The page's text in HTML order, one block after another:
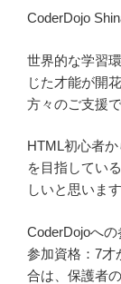
CoderDojo
世界的な学習
じた才能が開
方々のご支援
HTML初心者
を目指してい
しいと思います
CoderDojoへの
参加資格：7才
合は、保護者